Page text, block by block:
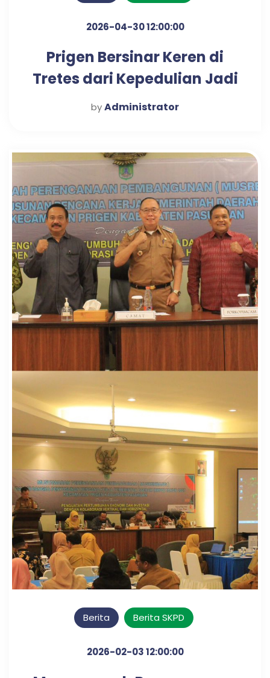
2026-04-30 12:00:00
Prigen Bersinar Keren di
Tretes dari Kepedulian Jadi
Inovasi
byAdministrator
Berita Berita SKPD
2026-02-03 12:00:00